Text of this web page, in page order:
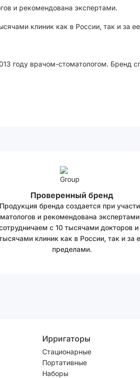
и рекомендована экспертами.
клиник как в России, так и за
году врачом-стоматологом. Бренд
Проверенный бренд
Продукция бренда создается при
и рекомендована
с 10 тысячами докторов и
клиник как в России, так и за
пределами.
Ирригаторы
Стационарные
Портативные
Наборы